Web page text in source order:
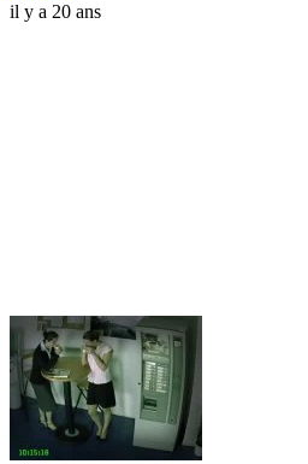
il y a 20 ans